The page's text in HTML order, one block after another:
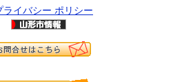
ライバシー ポリシー